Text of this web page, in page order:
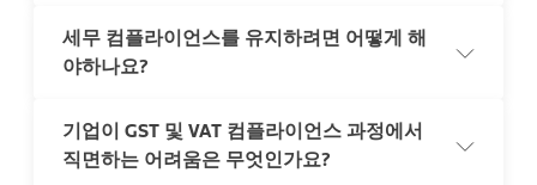
간접세 컴플라이언스는 VAT, GST, 판매세, 소비세 등의 세금 징수,
신고, 납부와 관련된 법령 및 규정을 준수하는 것을 의미합니다.
내에 징수된 세금을 납부하는 과정을 포함합니다. 세법 및 규정의
개정 사항을 지속적으로 파악하는 것도 지속적인 컴플라이언스
유지에 필수적입니다.
세무 컴플라이언스를 유지하려면 어떻게 해
야하나요?
세무 컴플라이언스를 유지하려면 현행 세법 및 규정을 지속적으
로 파악하고, 정확한 재무 기록을 유지하며, 기한 내에 신고서를
기업이 GST 및 VAT 컴플라이언스 과정에서
직면하는 어려움은 무엇인가요?